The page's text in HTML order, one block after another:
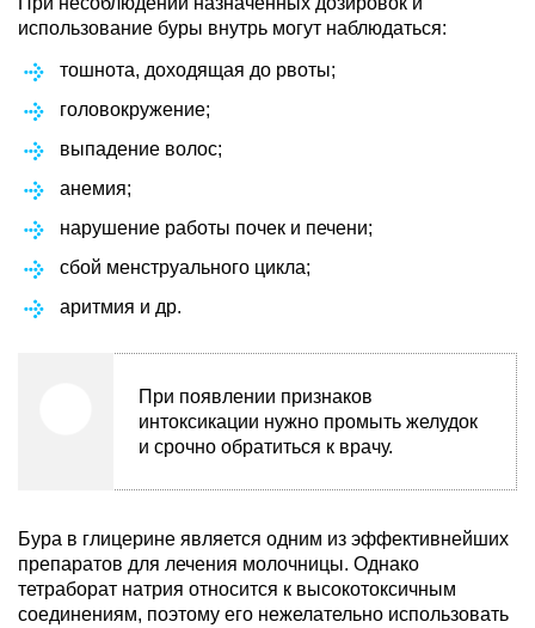
использование буры внутрь могут наблюдаться:
тошнота, доходящая до рвоты;
головокружение;
выпадение волос;
анемия;
нарушение работы почек и печени;
сбой менструального цикла;
аритмия и др.
При появлении признаков
интоксикации нужно промыть желудок
и срочно обратиться к врачу.
Бура в глицерине является одним из эффективнейших
препаратов для лечения молочницы. Однако
тетраборат натрия относится к высокотоксичным
соединениям, поэтому его нежелательно использовать